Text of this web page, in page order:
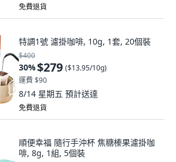
免費退貨
特調1號 濾掛咖啡, 10g, 1套, 20個裝
$400
30%$279 ($13.95/10g)
運費 $90
8/14 星期五 預計送達
免費退貨
順便幸福 隨行手沖杯 焦糖榛果濾掛咖
啡, 8g, 1組, 5個裝